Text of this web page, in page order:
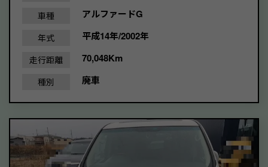
車種 アルファードG
年式 平成14年/2002年
走行距離 70,048Km
種別 廃車